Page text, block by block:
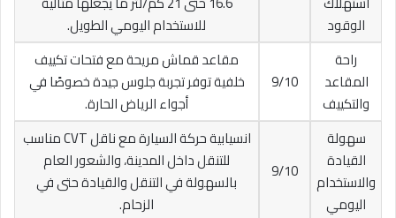
الوقود
للاستخدام اليومي الطويل.
راحة
المقاعد
والتكييف
9/10
مقاعد قماش مريحة مع فتحات تكييف
خلفية توفر تجربة جلوس جيدة خصوصًا في
أجواء الرياض الحارة.
سهولة
القيادة
والاستخدام
اليومي
9/10
انسيابية حركة السيارة مع ناقل CVT مناسب
للتنقل داخل المدينة، والشعور العام
بالسهولة في التنقل والقيادة حتى في
الزحام.